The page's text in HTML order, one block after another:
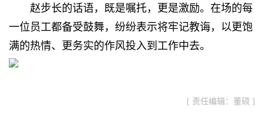
赵步长的话语，既是嘱托，更是激励。在场的每
一位员工都备受鼓舞，纷纷表示将牢记教诲，以更饱
满的热情、更务实的作风投入到工作中去。
[ 责任编辑：董硕 ]